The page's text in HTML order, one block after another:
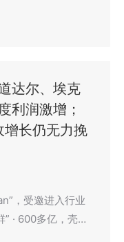
达尔、埃克
利润激增；
增长仍无力挽
，受邀进入行业
· 600多亿，壳…